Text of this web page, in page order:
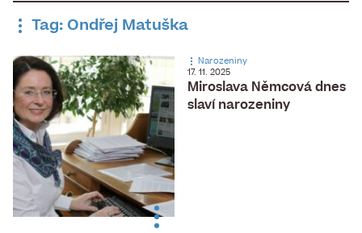
Tag: Ondřej Matuška
Miroslava Němcová dnes
slaví narozeniny
Narozeniny
17. 11. 2025